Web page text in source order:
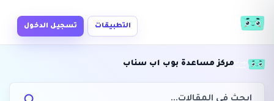
التطبيقات تسجيل الدخول
مركز مساعدة بوب اب سناب